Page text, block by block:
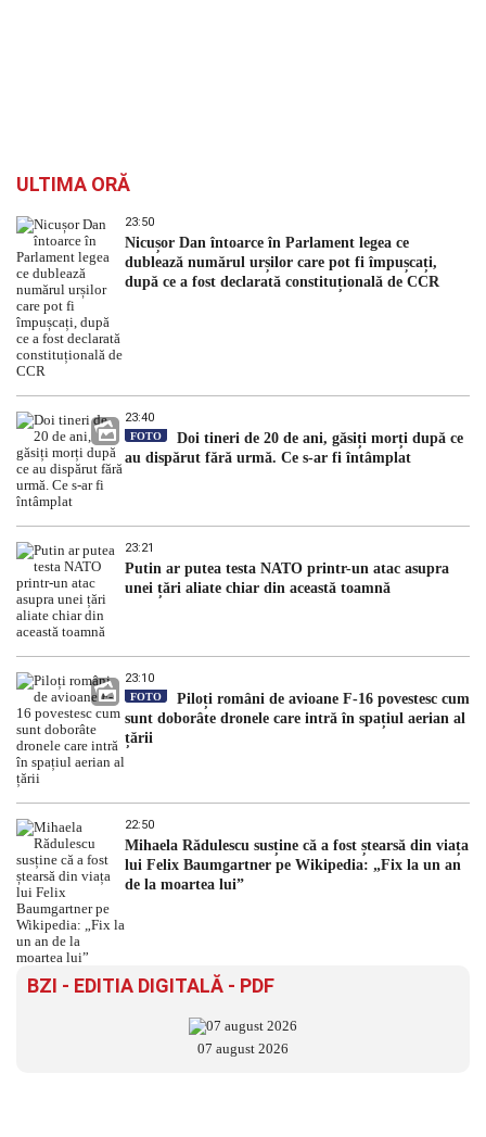
ULTIMA ORĂ
23:50
Nicușor Dan întoarce în Parlament legea ce
dublează numărul urșilor care pot fi împușcați,
după ce a fost declarată constituțională de CCR
23:40
FOTO
Doi tineri de 20 de ani, găsiți morți după ce
au dispărut fără urmă. Ce s-ar fi întâmplat
23:21
Putin ar putea testa NATO printr-un atac asupra
unei țări aliate chiar din această toamnă
23:10
FOTO
Piloți români de avioane F-16 povestesc cum
sunt doborâte dronele care intră în spațiul aerian al
țării
22:50
Mihaela Rădulescu susține că a fost ștearsă din viața
lui Felix Baumgartner pe Wikipedia: „Fix la un an
de la moartea lui”
BZI - EDITIA DIGITALĂ - PDF
07 august 2026